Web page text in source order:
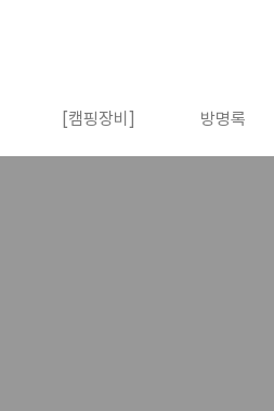
[캠핑장비] 방명록